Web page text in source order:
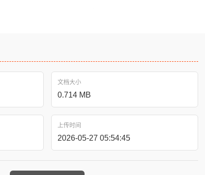
文档大小
0.714 MB
上传时间
2026-05-27 05:54:45